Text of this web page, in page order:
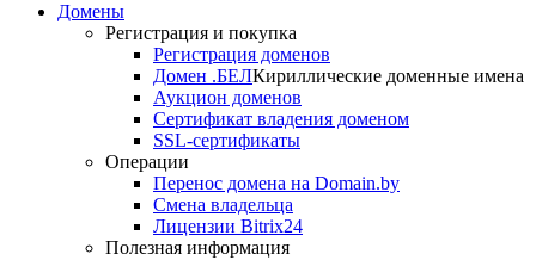
Домены
Регистрация и покупка
Регистрация доменов
Домен .БЕЛКириллические доменные имена
Аукцион доменов
Сертификат владения доменом
SSL-сертификаты
Операции
Перенос домена на Domain.by
Смена владельца
Лицензии Bitrix24
Полезная информация